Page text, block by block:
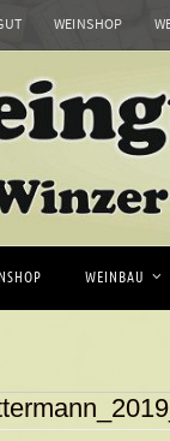
WEINSHOP
WEINBAU